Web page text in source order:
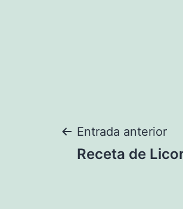
Entrada anterior
Receta de